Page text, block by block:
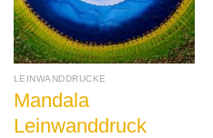
LEINWANDDRUCKE
Mandala
Leinwanddruck